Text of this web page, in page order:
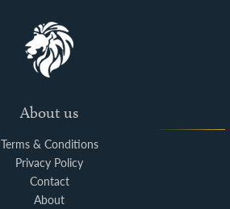
About us
Terms & Conditions
Privacy Policy
Contact
About